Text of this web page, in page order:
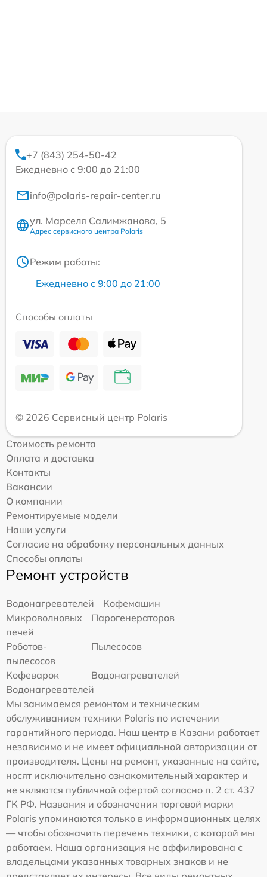
+7 (843) 254-50-42
Ежедневно с 9:00 до 21:00
info@polaris-repair-center.ru
ул. Марселя Салимжанова, 5
Адрес сервисного центра Polaris
Режим работы:
Ежедневно с 9:00 до 21:00
Способы оплаты
© 2026 Сервисный центр Polaris
Стоимость ремонта
Оплата и доставка
Контакты
Вакансии
О компании
Ремонтируемые модели
Наши услуги
Согласие на обработку персональных данных
Способы оплаты
Ремонт устройств
Водонагревателей
Кофемашин
Микроволновых
печей
Парогенераторов
Роботов-
пылесосов
Пылесосов
Кофеварок
Водонагревателей
Водонагревателей
Мы занимаемся ремонтом и техническим
обслуживанием техники Polaris по истечении
гарантийного периода. Наш центр в Казани работает
независимо и не имеет официальной авторизации от
производителя. Цены на ремонт, указанные на сайте,
носят исключительно ознакомительный характер и
не являются публичной офертой согласно п. 2 ст. 437
ГК РФ. Названия и обозначения торговой марки
Polaris упоминаются только в информационных целях
— чтобы обозначить перечень техники, с которой мы
работаем. Наша организация не аффилирована с
владельцами указанных товарных знаков и не